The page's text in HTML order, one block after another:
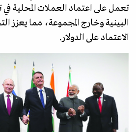
تعمل على اعتماد العملات المحلية في
البينية وخارج المجموعة، مما يعزز
الاعتماد على الدولار.